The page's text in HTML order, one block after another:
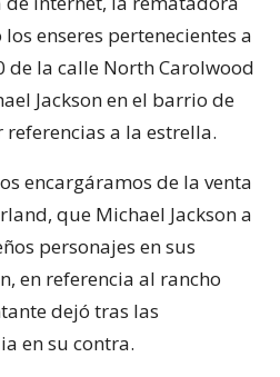
enseres pertenecientes a
de la calle North Carolwood
Jackson en el barrio de
a la estrella.
encargáramos de la venta
que Michael Jackson a
personajes en sus
en referencia al rancho
dejó tras las
en su contra.